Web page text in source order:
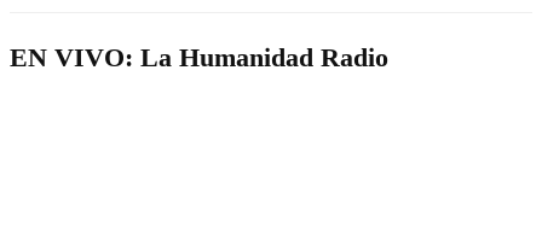
EN VIVO: La Humanidad Radio